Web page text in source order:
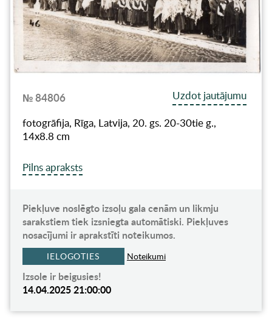
№ 84806
Uzdot jautājumu
fotogrāfija, Rīga, Latvija, 20. gs. 20-30tie g.,
14х8.8 cm
Pilns apraksts
Piekļuve noslēgto izsoļu gala cenām un likmju
sarakstiem tiek izsniegta automātiski. Piekļuves
nosacījumi ir aprakstīti noteikumos.
IELOGOTIES Noteikumi
Izsole ir beigusies!
14.04.2025 21:00:00